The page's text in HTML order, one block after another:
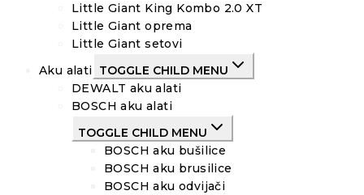
Little Giant King Kombo 2.0 XT
Little Giant oprema
Little Giant setovi
Aku alati TOGGLE CHILD MENU
DEWALT aku alati
BOSCH aku alati
TOGGLE CHILD MENU
BOSCH aku bušilice
BOSCH aku brusilice
BOSCH aku odvijači